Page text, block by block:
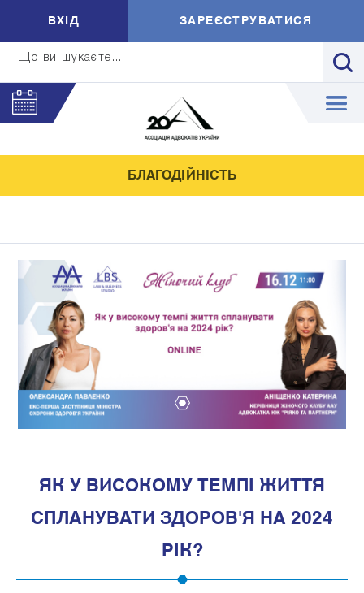
Що ви шукаєте...
ВXIД ЗАРЕЄСТРУВАТИСЯ
БЛАГОДІЙНІСТЬ
ЯК У ВИСОКОМУ ТЕМПІ ЖИТТЯ
СПЛАНУВАТИ ЗДОРОВ'Я НА 2024
РІК?